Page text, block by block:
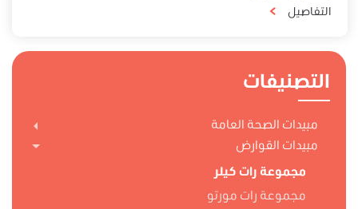
التفاصيل
التصنيفات
مبيدات الصحة العامة
مبيدات القوارض
مجموعة رات كيلر
مجموعة رات مورتو